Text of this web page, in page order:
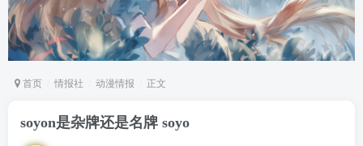
首页 情报社 动漫情报 正文
soyon是杂牌还是名牌 soyo